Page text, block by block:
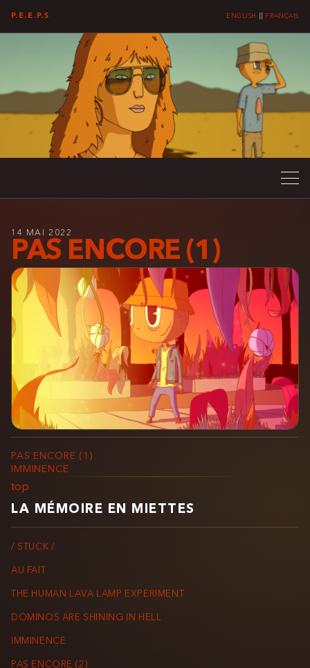
P.E.E.P.S ENGLISH FRANÇAIS
14 MAI 2022
PAS ENCORE (1)
PAS ENCORE (1)
IMMINENCE
top
LA MÉMOIRE EN MIETTES
/ STUCK /
AU FAIT
THE HUMAN LAVA LAMP EXPERIMENT
DOMINOS ARE SHINING IN HELL
IMMINENCE
PAS ENCORE (2)